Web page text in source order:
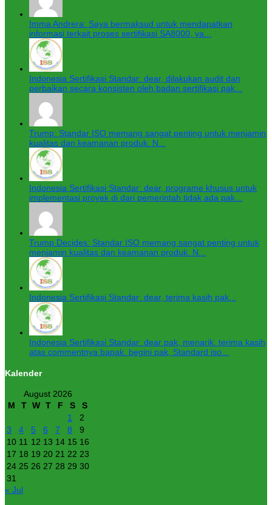
Imma Andrera: Saya bermaksud untuk mendapatkan
informasi terkait proses sertifikasi SA8000, ya...
Indonesia Sertifikasi Standar: dear, dilakukan audit dan
perbaikan secara konsisten oleh badan sertifikasi pak...
Trump: Standar ISO memang sangat penting untuk menjamin
kualitas dan keamanan produk. N...
Indonesia Sertifikasi Standar: dear, programe khusus untuk
implementasi proyek di dari pemerintah tidak ada pak...
Trump Decides: Standar ISO memang sangat penting untuk
menjamin kualitas dan keamanan produk. N...
Indonesia Sertifikasi Standar: dear, terima kasih pak...
Indonesia Sertifikasi Standar: dear pak, menarik. terima kasih
atas commentnya bapak. begini pak, Standard iso...
Kalender
August 2026
M
T W T F S
S
1
2
3
4 5 6 7 8
9
10 11 12 13 14 15 16
17 18 19 20 21 22 23
24 25 26 27 28 29 30
31
« Jul